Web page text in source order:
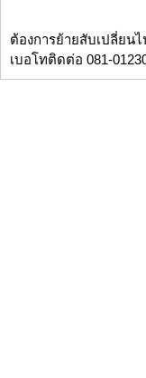
ต้องการย้ายสับเปลี่ยน
เบอโทติดต่อ 081-